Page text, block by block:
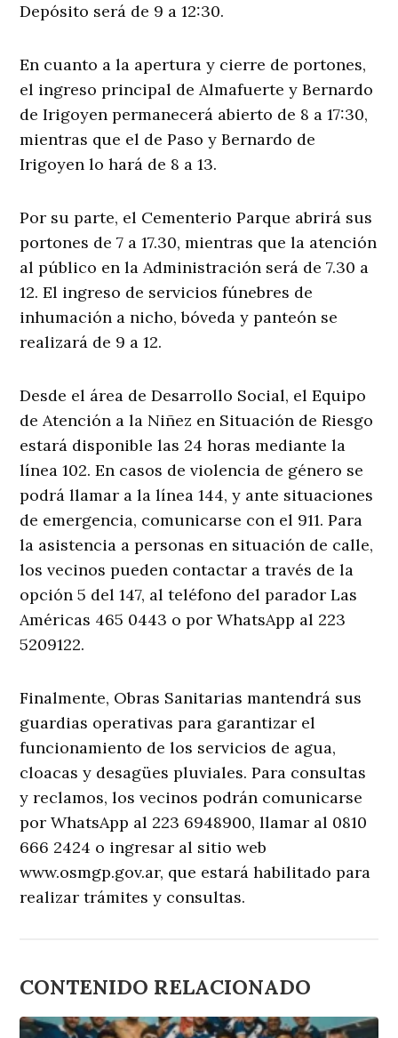
Depósito será de 9 a 12:30.
En cuanto a la apertura y cierre de portones,
el ingreso principal de Almafuerte y Bernardo
de Irigoyen permanecerá abierto de 8 a 17:30,
mientras que el de Paso y Bernardo de
Irigoyen lo hará de 8 a 13.
Por su parte, el Cementerio Parque abrirá sus
portones de 7 a 17.30, mientras que la atención
al público en la Administración será de 7.30 a
12. El ingreso de servicios fúnebres de
inhumación a nicho, bóveda y panteón se
realizará de 9 a 12.
Desde el área de Desarrollo Social, el Equipo
de Atención a la Niñez en Situación de Riesgo
estará disponible las 24 horas mediante la
línea 102. En casos de violencia de género se
podrá llamar a la línea 144, y ante situaciones
de emergencia, comunicarse con el 911. Para
la asistencia a personas en situación de calle,
los vecinos pueden contactar a través de la
opción 5 del 147, al teléfono del parador Las
Américas 465 0443 o por WhatsApp al 223
5209122.
Finalmente, Obras Sanitarias mantendrá sus
guardias operativas para garantizar el
funcionamiento de los servicios de agua,
cloacas y desagües pluviales. Para consultas
y reclamos, los vecinos podrán comunicarse
por WhatsApp al 223 6948900, llamar al 0810
666 2424 o ingresar al sitio web
www.osmgp.gov.ar, que estará habilitado para
realizar trámites y consultas.
CONTENIDO RELACIONADO